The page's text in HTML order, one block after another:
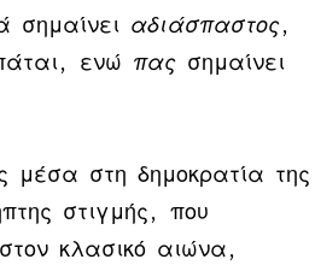
σημαίνει αδιάσπαστος,
ενώ πας σημαίνει
μέσα στη δημοκρατία της
στιγμής, που
κλασικό αιώνα,